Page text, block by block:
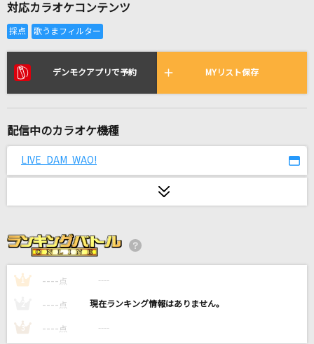
リアルタイムで歌われている曲の一覧
ヴィーナスとジーザス
旅路
IRIS OUT
米津玄師
B'z
対応カラオケコンテンツ
デンモクアプリで予約 MYリスト保存
配信中のカラオケ機種
LIVE DAM WAO!
1 ---- 点 ----
---- 点 ----
3 ---- 点 ----